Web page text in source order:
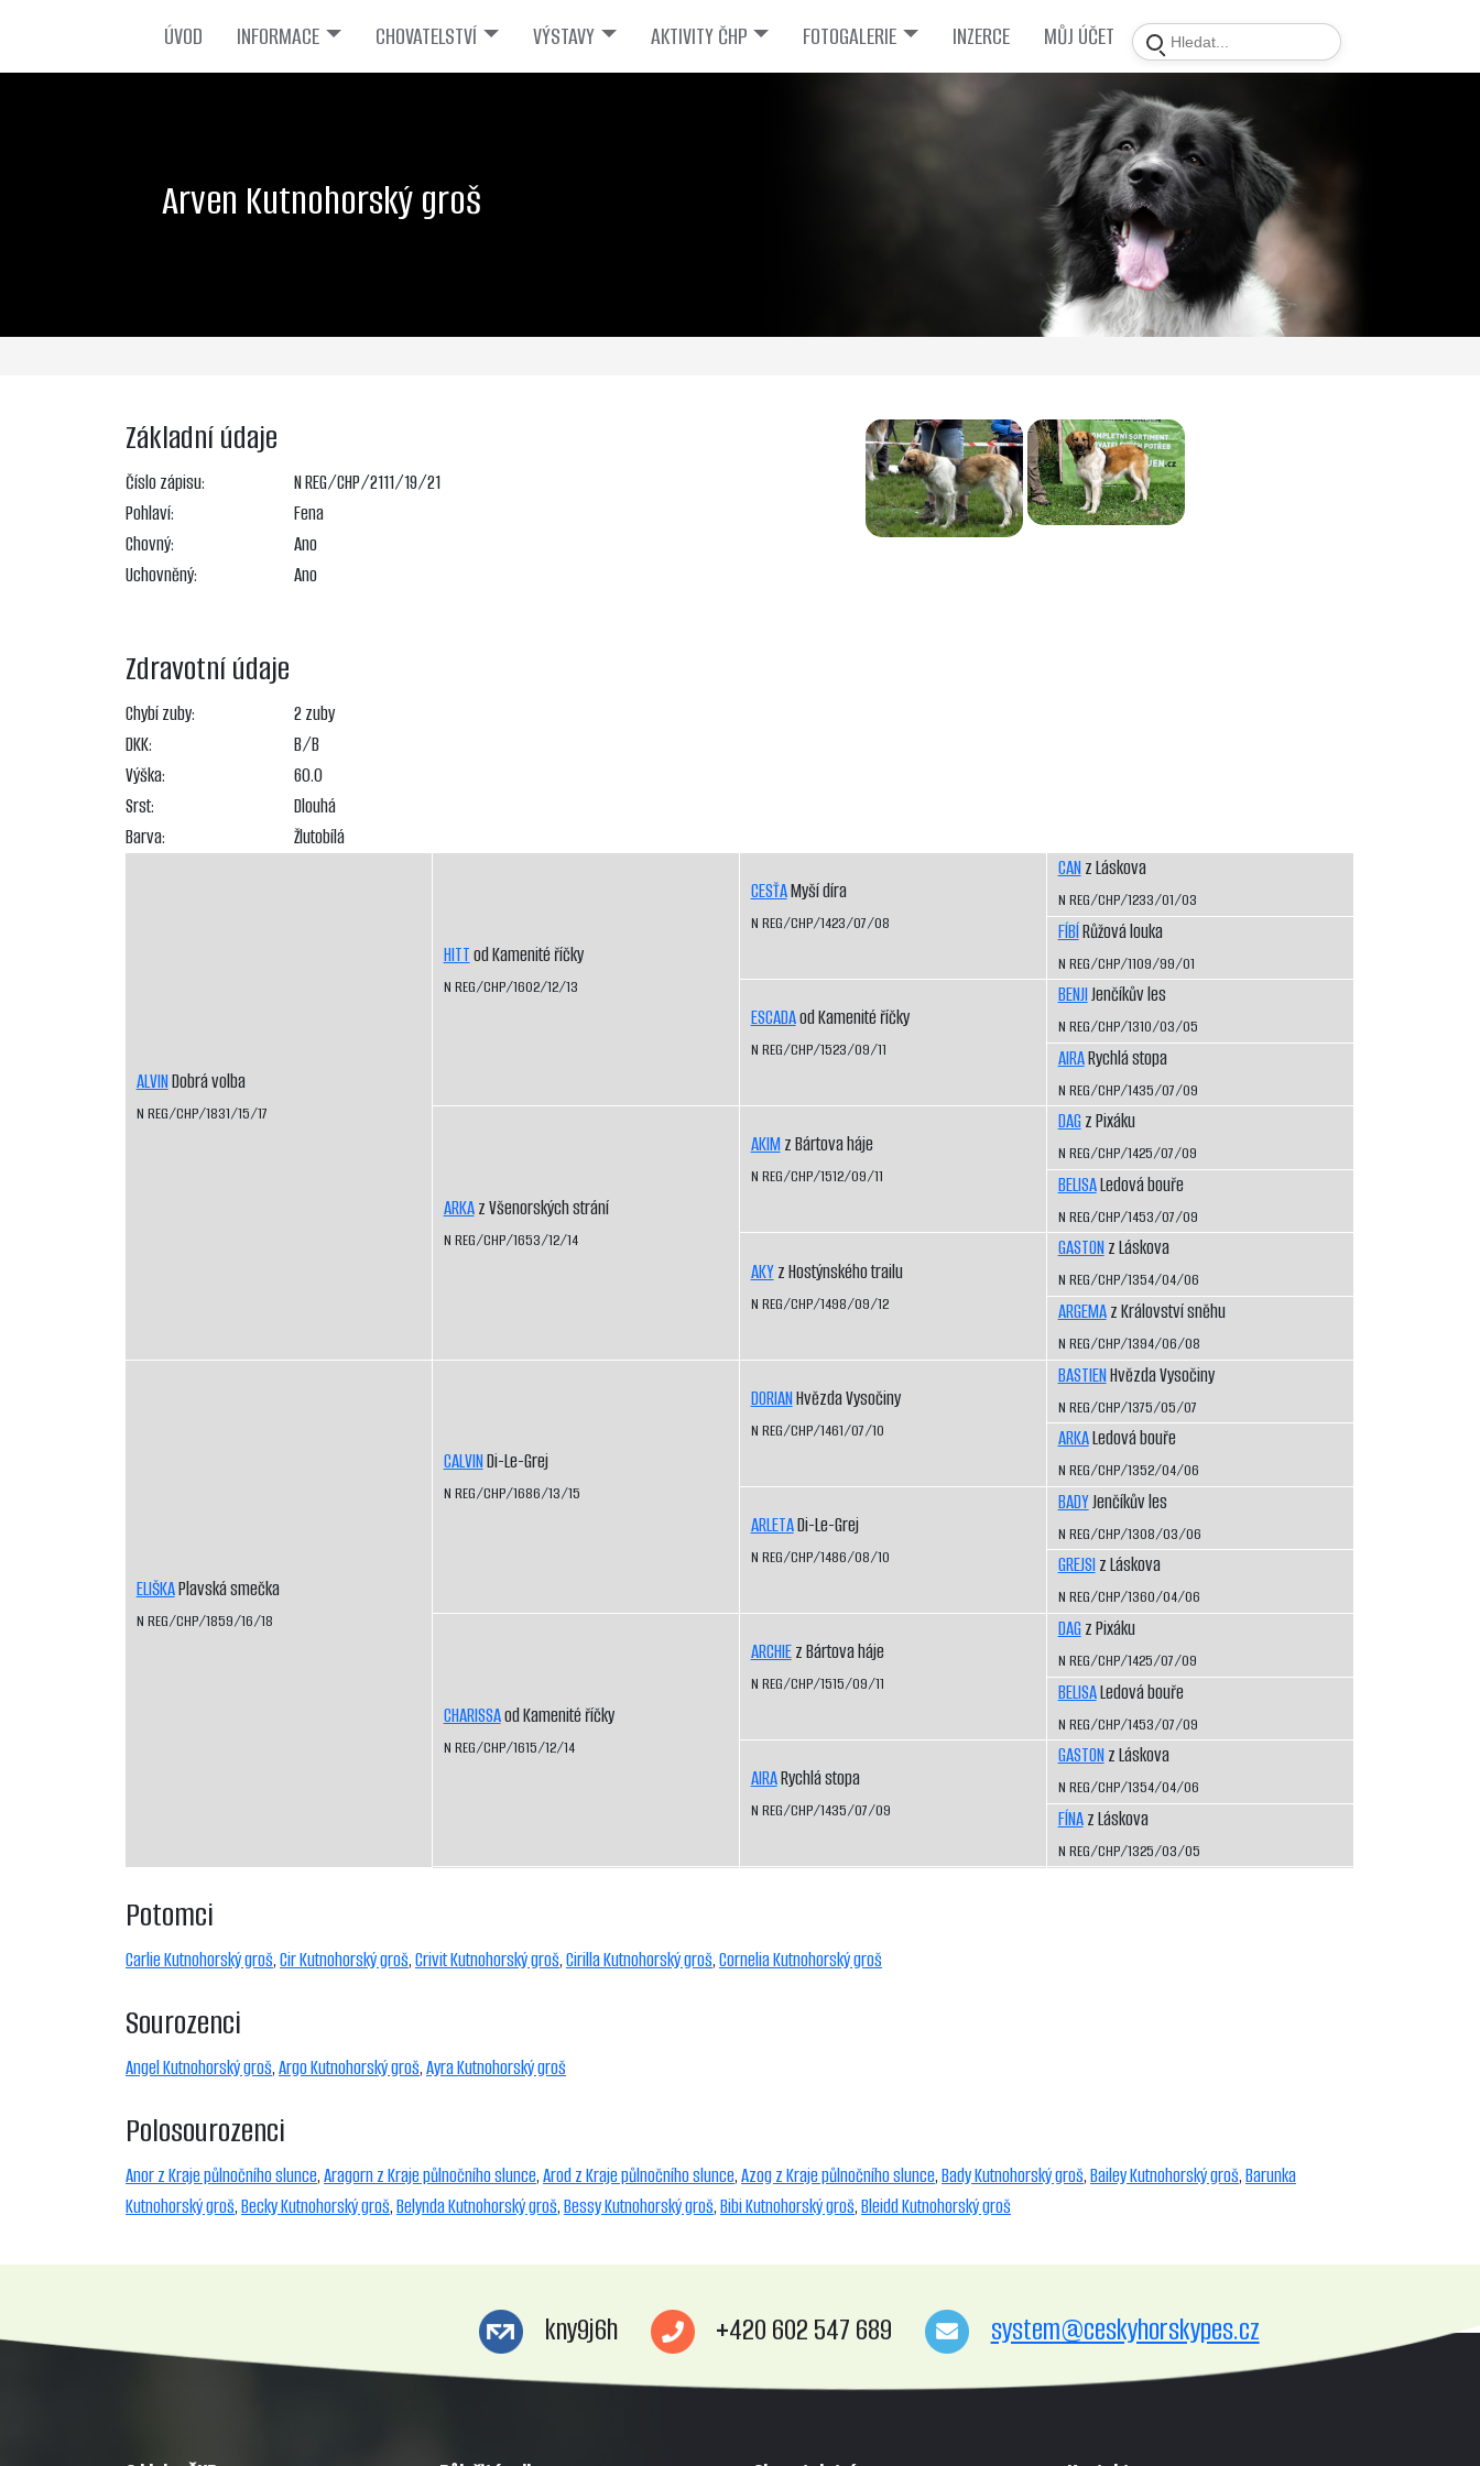
ÚVOD INFORMACE CHOVATELSTVÍ VÝSTAVY AKTIVITY ČHP FOTOGALERIE INZERCE MŮJ ÚČET
Arven Kutnohorský groš
Základní údaje
Číslo zápisu:
N REG/CHP/2111/19/21
Pohlaví:
Fena
Chovný:
Ano
Uchovněný:
Ano
Zdravotní údaje
Chybí zuby:
2 zuby
DKK:
B/B
Výška:
60.0
Srst:
Dlouhá
Barva:
Žlutobílá
ALVINDobrá volba
N REG/CHP/1831/15/17
ELIŠKAPlavská smečka
N REG/CHP/1859/16/18
HITTod Kamenité říčky
N REG/CHP/1602/12/13
ARKAz Všenorských strání
N REG/CHP/1653/12/14
CALVINDi-Le-Grej
N REG/CHP/1686/13/15
CHARISSAod Kamenité říčky
N REG/CHP/1615/12/14
CESŤAMyší díra
N REG/CHP/1423/07/08
ESCADAod Kamenité říčky
N REG/CHP/1523/09/11
AKIMz Bártova háje
N REG/CHP/1512/09/11
AKYz Hostýnského trailu
N REG/CHP/1498/09/12
DORIANHvězda Vysočiny
N REG/CHP/1461/07/10
ARLETADi-Le-Grej
N REG/CHP/1486/08/10
ARCHIEz Bártova háje
N REG/CHP/1515/09/11
AIRARychlá stopa
N REG/CHP/1435/07/09
CANz Láskova
N REG/CHP/1233/01/03
FÍBÍRůžová louka
N REG/CHP/1109/99/01
BENJIJenčíkův les
N REG/CHP/1310/03/05
AIRARychlá stopa
N REG/CHP/1435/07/09
DAGz Pixáku
N REG/CHP/1425/07/09
BELISALedová bouře
N REG/CHP/1453/07/09
GASTONz Láskova
N REG/CHP/1354/04/06
ARGEMAz Království sněhu
N REG/CHP/1394/06/08
BASTIENHvězda Vysočiny
N REG/CHP/1375/05/07
ARKALedová bouře
N REG/CHP/1352/04/06
BADYJenčíkův les
N REG/CHP/1308/03/06
GREJSIz Láskova
N REG/CHP/1360/04/06
DAGz Pixáku
N REG/CHP/1425/07/09
BELISALedová bouře
N REG/CHP/1453/07/09
GASTONz Láskova
N REG/CHP/1354/04/06
FÍNAz Láskova
N REG/CHP/1325/03/05
Potomci
Carlie Kutnohorský groš,Cir Kutnohorský groš,Crivit Kutnohorský groš,Cirilla Kutnohorský groš,Cornelia Kutnohorský groš
Sourozenci
Angel Kutnohorský groš,Argo Kutnohorský groš,Ayra Kutnohorský groš
Polosourozenci
Anor z Kraje půlnočního slunce,Aragorn z Kraje půlnočního slunce,Arod z Kraje půlnočního slunce,Azog z Kraje půlnočního slunce,Bady Kutnohorský groš,Bailey Kutnohorský groš,Barunka
Kutnohorský groš,Becky Kutnohorský groš,Belynda Kutnohorský groš,Bessy Kutnohorský groš,Bibi Kutnohorský groš,Bleidd Kutnohorský groš
kny9j6h +420 602 547 689 system@ceskyhorskypes.cz